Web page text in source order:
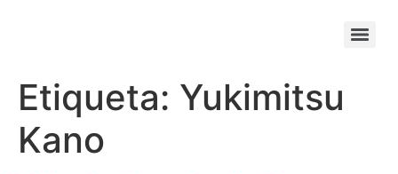
Etiqueta: Yukimitsu
Kano